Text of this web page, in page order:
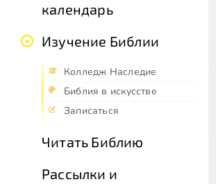
календарь
Изучение Библии
Колледж Наследие
Библия в искусстве
Записаться
Читать Библию
Рассылки и